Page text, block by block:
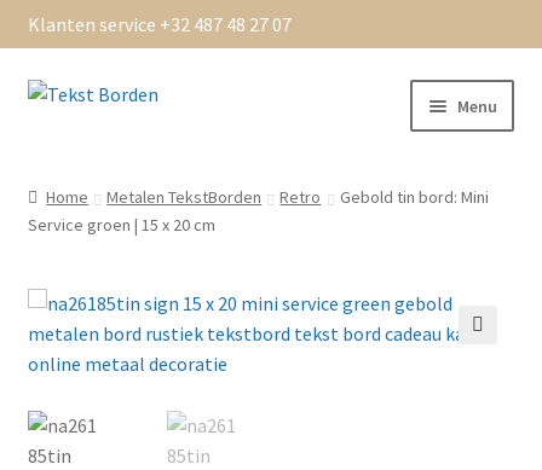
Klanten service +32 487 48 27 07
Ga
Ga
Menu
Algemene Voorwaarden
bedankt
Beoordelingen
Bestellen
Home Metalen TekstBorden Retro
Gebold tin bord: Mini
Service groen | 15 x 20 cm